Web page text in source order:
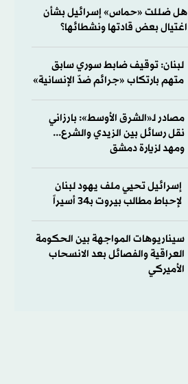
هل ضللت «حماس» إسرائيل بشأن
اغتيال بعض قادتها ونشطائها؟
لبنان: توقيف ضابط سوري سابق
متهم بارتكاب «جرائم ضدّ الإنسانية»
مصادر لـ«الشرق الأوسط»: بارزاني
نقل رسائل بين الزيدي والشرع...
ومهد لزيارة دمشق
إسرائيل تحيي ملف يهود لبنان
لإحباط مطالب بيروت بـ34 أسيراً
سيناريوهات المواجهة بين الحكومة
العراقية والفصائل بعد الانسحاب
الأميركي